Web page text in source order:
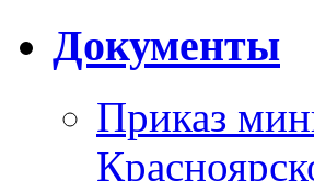
Документы
Приказ